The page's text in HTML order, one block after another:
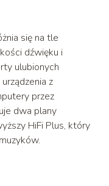
się na tle
dźwięku i
ulubionych
z
przez
dwa plany
HiFi Plus, który